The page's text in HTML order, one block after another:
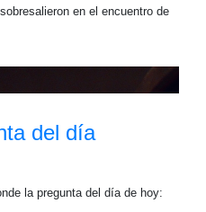
en el encuentro de
del día
la pregunta del día de hoy: